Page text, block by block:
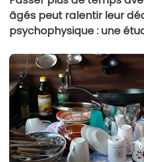
âgés peut ralentir leur
psychophysique : une